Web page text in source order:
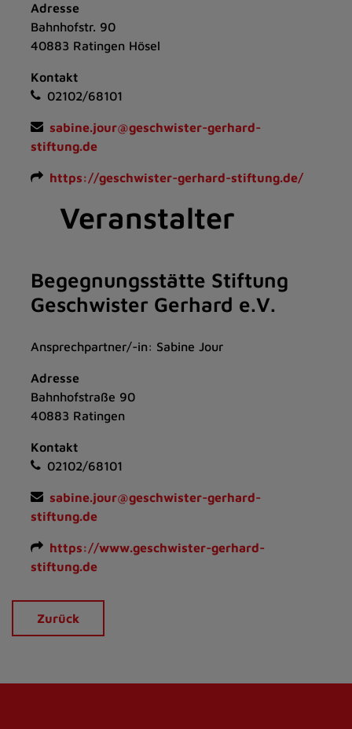
Adresse
Bahnhofstr. 90
40883 Ratingen Hösel
Kontakt
02102/68101
sabine.jour@geschwister-gerhard-
stiftung.de
https://geschwister-gerhard-stiftung.de/
Veranstalter
Begegnungsstätte Stiftung
Geschwister Gerhard e.V.
Ansprechpartner/-in: Sabine Jour
Adresse
Bahnhofstraße 90
40883 Ratingen
Kontakt
02102/68101
sabine.jour@geschwister-gerhard-
stiftung.de
https://www.geschwister-gerhard-
stiftung.de
Zurück